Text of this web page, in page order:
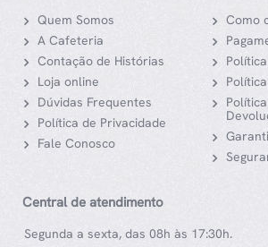
Quem Somos
A Cafeteria
Contação de Histórias
Loja online
Dúvidas Frequentes
Política de Privacidade
Fale Conosco
Como
Central de atendimento
Segunda a sexta, das 08h às 17:30h.